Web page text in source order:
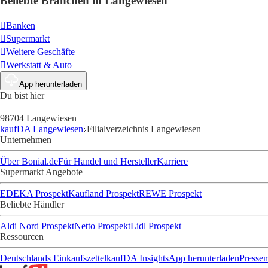
Banken
Supermarkt
Weitere Geschäfte
Werkstatt & Auto
App herunterladen
Du bist hier
98704 Langewiesen
kaufDA Langewiesen Filialverzeichnis Langewiesen
Unternehmen
Über Bonial.deFür Handel und HerstellerKarriere
Supermarkt Angebote
EDEKA ProspektKaufland ProspektREWE Prospekt
Beliebte Händler
Aldi Nord ProspektNetto ProspektLidl Prospekt
Ressourcen
Deutschlands EinkaufszettelkaufDA InsightsApp herunterladen